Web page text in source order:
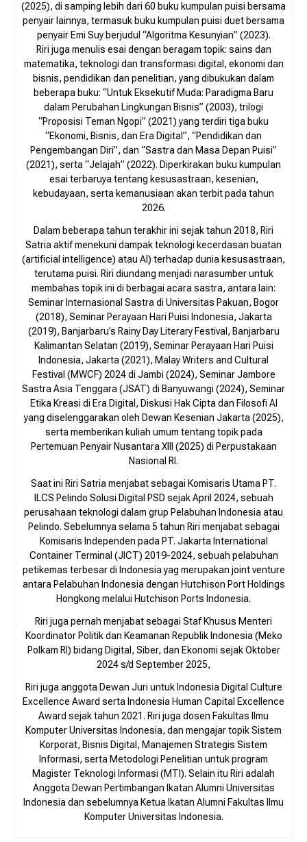
(2025), di samping lebih dari 60 buku kumpulan puisi bersama
penyair lainnya, termasuk buku kumpulan puisi duet bersama
penyair Emi Suy berjudul “Algoritma Kesunyian” (2023).
Riri juga menulis esai dengan beragam topik: sains dan
matematika, teknologi dan transformasi digital, ekonomi dan
bisnis, pendidikan dan penelitian, yang dibukukan dalam
beberapa buku: “Untuk Eksekutif Muda: Paradigma Baru
dalam Perubahan Lingkungan Bisnis” (2003), trilogi
“Proposisi Teman Ngopi” (2021) yang terdiri tiga buku
“Ekonomi, Bisnis, dan Era Digital”, “Pendidikan dan
Pengembangan Diri”, dan “Sastra dan Masa Depan Puisi”
(2021), serta “Jelajah” (2022). Diperkirakan buku kumpulan
esai terbaruya tentang kesusastraan, kesenian,
kebudayaan, serta kemanusiaan akan terbit pada tahun
2026.
Dalam beberapa tahun terakhir ini sejak tahun 2018, Riri
Satria aktif menekuni dampak teknologi kecerdasan buatan
(artificial intelligence) atau AI) terhadap dunia kesusastraan,
terutama puisi. Riri diundang menjadi narasumber untuk
membahas topik ini di berbagai acara sastra, antara lain:
Seminar Internasional Sastra di Universitas Pakuan, Bogor
(2018), Seminar Perayaan Hari Puisi Indonesia, Jakarta
(2019), Banjarbaru’s Rainy Day Literary Festival, Banjarbaru
Kalimantan Selatan (2019), Seminar Perayaan Hari Puisi
Indonesia, Jakarta (2021), Malay Writers and Cultural
Festival (MWCF) 2024 di Jambi (2024), Seminar Jambore
Sastra Asia Tenggara (JSAT) di Banyuwangi (2024), Seminar
Etika Kreasi di Era Digital, Diskusi Hak Cipta dan Filosofi AI
yang diselenggarakan oleh Dewan Kesenian Jakarta (2025),
serta memberikan kuliah umum tentang topik pada
Pertemuan Penyair Nusantara XIII (2025) di Perpustakaan
Nasional RI.
Saat ini Riri Satria menjabat sebagai Komisaris Utama PT.
ILCS Pelindo Solusi Digital PSD sejak April 2024, sebuah
perusahaan teknologi dalam grup Pelabuhan Indonesia atau
Pelindo. Sebelumnya selama 5 tahun Riri menjabat sebagai
Komisaris Independen pada PT. Jakarta International
Container Terminal (JICT) 2019-2024, sebuah pelabuhan
petikemas terbesar di Indonesia yag merupakan joint venture
antara Pelabuhan Indonesia dengan Hutchison Port Holdings
Hongkong melalui Hutchison Ports Indonesia.
Riri juga pernah menjabat sebagai Staf Khusus Menteri
Koordinator Politik dan Keamanan Republik Indonesia (Meko
Polkam RI) bidang Digital, Siber, dan Ekonomi sejak Oktober
2024 s/d September 2025,
Riri juga anggota Dewan Juri untuk Indonesia Digital Culture
Excellence Award serta Indonesia Human Capital Excellence
Award sejak tahun 2021. Riri juga dosen Fakultas Ilmu
Komputer Universitas Indonesia, dan mengajar topik Sistem
Korporat, Bisnis Digital, Manajemen Strategis Sistem
Informasi, serta Metodologi Penelitian untuk program
Magister Teknologi Informasi (MTI). Selain itu Riri adalah
Anggota Dewan Pertimbangan Ikatan Alumni Universitas
Indonesia dan sebelumnya Ketua Ikatan Alumni Fakultas Ilmu
Komputer Universitas Indonesia.